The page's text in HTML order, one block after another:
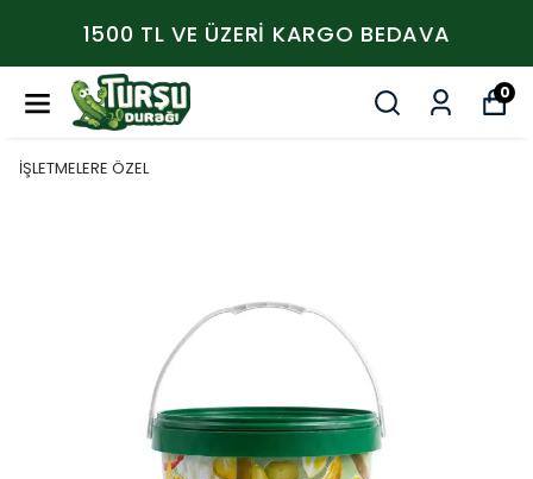
1500 TL VE ÜZERİ KARGO BEDAVA
0
İŞLETMELERE ÖZEL